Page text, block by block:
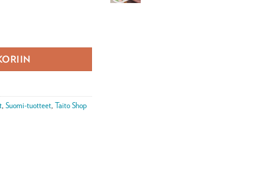
, Suomi-tuotteet, Taito Shop